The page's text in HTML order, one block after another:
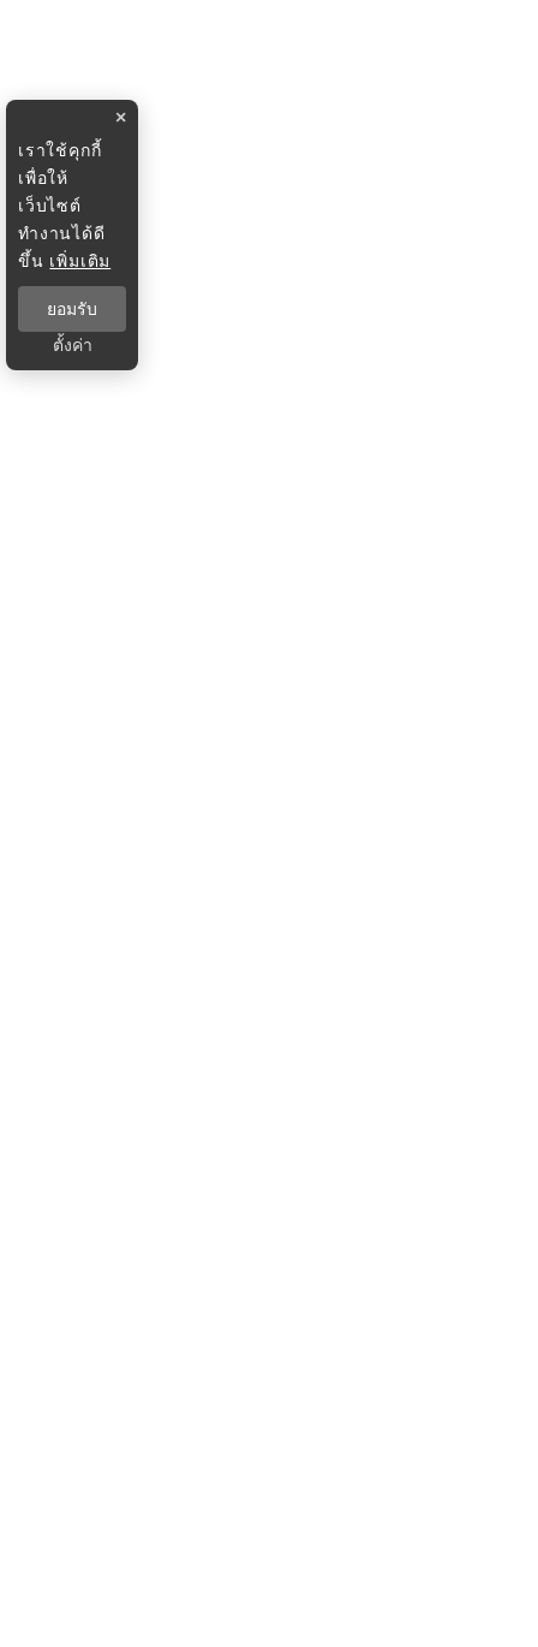
×
เราใช้คุกกี้
เพื่อให้
เว็บไซต์
ทำงานได้ดี
ขึ้น เพิ่มเติม
ยอมรับ
ตั้งค่า